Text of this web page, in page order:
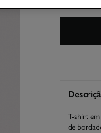
T-shirt
de